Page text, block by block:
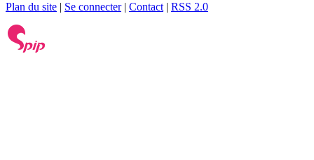
Plan du site | Se connecter| Contact | RSS 2.0